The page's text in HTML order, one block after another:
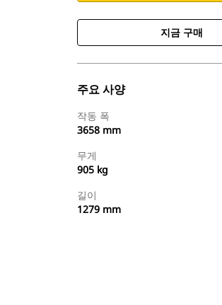
지금 구매
주요 사양
작동 폭
3658 mm
무게
905 kg
길이
1279 mm